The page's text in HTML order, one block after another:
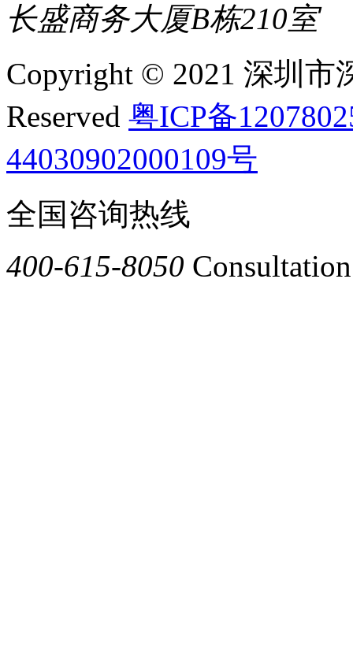
长盛商务大厦B栋210室
Copyright © 2021 深圳市
Reserved 粤ICP备
44030902000109号
全国咨询热线
400-615-8050